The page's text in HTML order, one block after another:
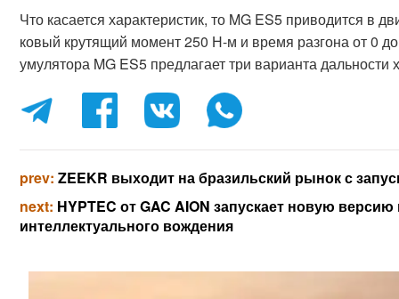
Что касается характеристик, то MG ES5 приводится
ковый крутящий момент 250 Н-м и время разгона от 0
умулятора MG ES5 предлагает три варианта
prev:ZEEKR выходит на бразильский рынок с
next: HYPTEC от GAC AION запускает новую
интеллектуального вождения